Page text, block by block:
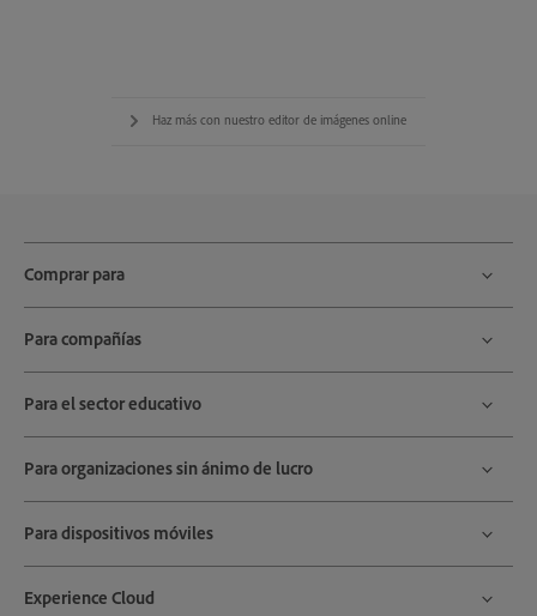
Haz más con nuestro editor de imágenes online
Comprar para
Para compañías
Para el sector educativo
Para organizaciones sin ánimo de lucro
Para dispositivos móviles
Experience Cloud